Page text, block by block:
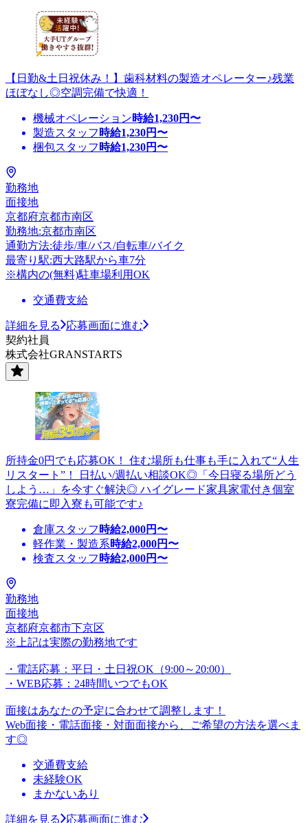
【日勤&土日祝休み！】歯科材料の製造オペレーター♪残業
ほぼなし◎空調完備で快適！
機械オペレーション時給1,230円〜
製造スタッフ 時給1,230円〜
梱包スタッフ 時給1,230円〜
勤務地
面接地
京都府京都市南区
勤務地:京都市南区
通勤方法:徒歩/車/バス/自転車/バイク
最寄り駅:西大路駅から車7分
※構内の(無料)駐車場利用OK
交通費支給
詳細を見る
応募画面に進む
契約社員
株式会社GRANSTARTS
所持金0円でも応募OK！ 住む場所も仕事も手に入れて“人生
リスタート”！ 日払い/週払い相談OK◎「今日寝る場所どう
しよう…」を今すぐ解決◎ ハイグレード家具家電付き個室
寮完備に即入寮も可能です♪
倉庫スタッフ 時給2,000円〜
軽作業・製造系時給2,000円〜
検査スタッフ 時給2,000円〜
勤務地
面接地
京都府京都市下京区
※上記は実際の勤務地です
・電話応募：平日・土日祝OK（9:00～20:00）
・WEB応募：24時間いつでもOK
面接はあなたの予定に合わせて調整します！
Web面接・電話面接・対面面接から、ご希望の方法を選べま
す◎
交通費支給
未経験OK
まかないあり
詳細を見る 応募画面に進む